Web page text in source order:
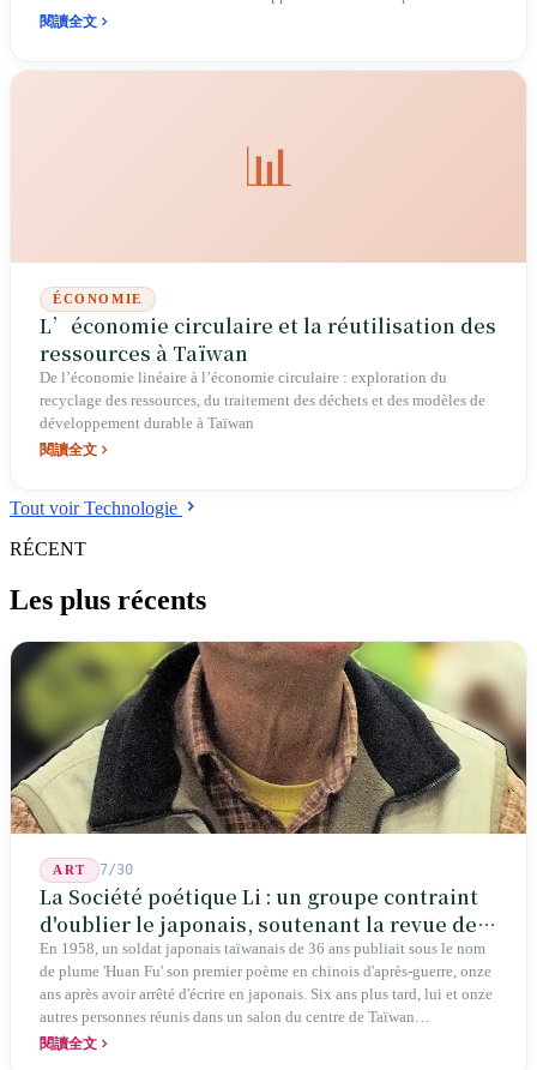
ouverte (OCF) — un mouvement décentralisé qui clame que «
閱讀全文
📊
ÉCONOMIE
L’économie circulaire et la réutilisation des
ressources à Taïwan
De l’économie linéaire à l’économie circulaire : exploration du
recyclage des ressources, du traitement des déchets et des modèles de
développement durable à Taïwan
閱讀全文
Tout voir Technologie
RÉCENT
Les plus récents
ART 7/30
La Société poétique Li : un groupe contraint
d'oublier le japonais, soutenant la revue de
poésie chinoise la plus ancienne de Taïwan
En 1958, un soldat japonais taïwanais de 36 ans publiait sous le nom
de plume 'Huan Fu' son premier poème en chinois d'après-guerre, onze
ans après avoir arrêté d'écrire en japonais. Six ans plus tard, lui et onze
autres personnes réunis dans un salon du centre de Taïwan
transformaient cette expérience de mutisme générationnel en une
閱讀全文